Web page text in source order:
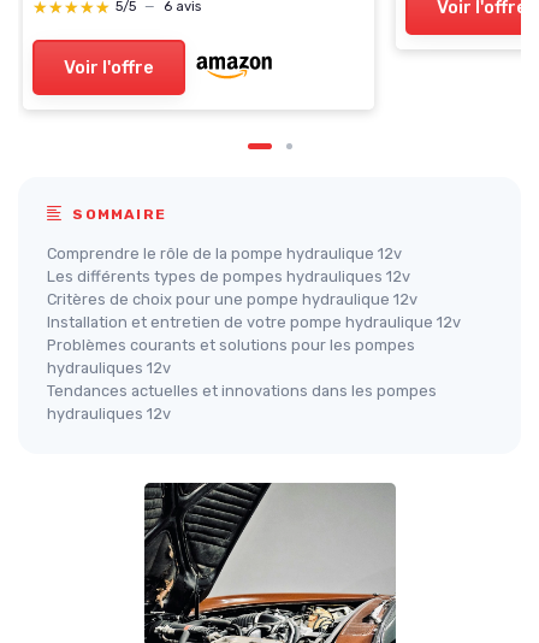
★★★★★
★★★★★ 5/5 — 6 avis
Voir l'offre
Voir l'offre
SOMMAIRE
Comprendre le rôle de la pompe hydraulique 12v
Les différents types de pompes hydrauliques 12v
Critères de choix pour une pompe hydraulique 12v
Installation et entretien de votre pompe hydraulique 12v
Problèmes courants et solutions pour les pompes
hydrauliques 12v
Tendances actuelles et innovations dans les pompes
hydrauliques 12v